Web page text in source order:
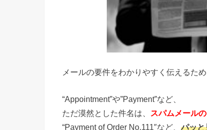
メールの要件をわかりやすく伝えるた
“Appointment”や”Payment”など、
ただ漠然とした件名は、
スパムメール
“Payment of Order No.111″など、 パッと